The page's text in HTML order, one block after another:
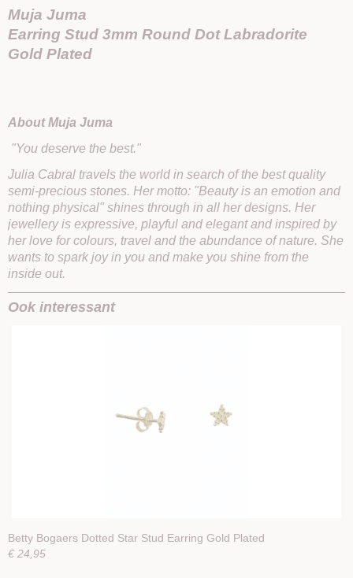
Muja Juma
Earring Stud 3mm Round Dot Labradorite
Gold Plated
About Muja Juma
"You deserve the best."
Julia Cabral travels the world in search of the best quality
semi-precious stones. Her motto: "Beauty is an emotion and
nothing physical" shines through in all her designs. Her
jewellery is expressive, playful and elegant and inspired by
her love for colours, travel and the abundance of nature. She
wants to spark joy in you and make you shine from the
inside out.
Ook interessant
Betty Bogaers Dotted Star Stud Earring Gold Plated
€ 24,95